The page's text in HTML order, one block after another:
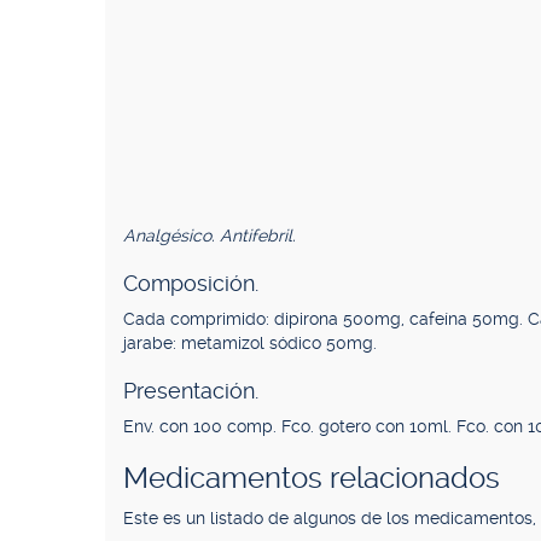
Analgésico. Antifebril.
Composición.
Cada comprimido: dipirona 500mg, cafeína 50mg.
jarabe: metamizol sódico 50mg.
Presentación.
Env. con 100 comp. Fco. gotero con 10ml. Fco. con
Medicamentos relacionados
Este es un listado de algunos de los